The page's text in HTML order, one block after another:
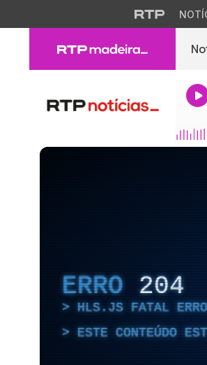
ERRO 204
HLS.JS FATAL
ESTE CONTEÚDO